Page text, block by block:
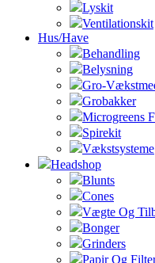
Lyskit
Ventilationskit
Hus/Have
Behandling
Belysning
Gro-
Grobakker
Microgreens
Spirekit
Vækstsysteme
Headshop
Blunts
Cones
Vægte Og
Bonger
Grinders
Papir Og